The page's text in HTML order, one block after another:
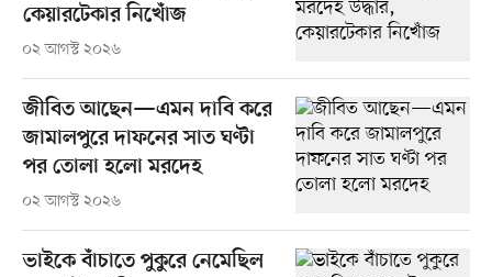
কেয়ারটেকার নিখোঁজ
০২ আগস্ট ২০২৬
জীবিত আছেন—এমন দাবি করে
জামালপুরে দাফনের সাত ঘণ্টা
পর তোলা হলো মরদেহ
০২ আগস্ট ২০২৬
ভাইকে বাঁচাতে পুকুরে নেমেছিল